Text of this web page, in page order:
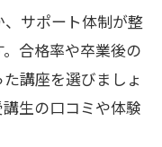
サポート体制が整
合格率や卒業後の
講座を選びましょ
生の口コミや体験